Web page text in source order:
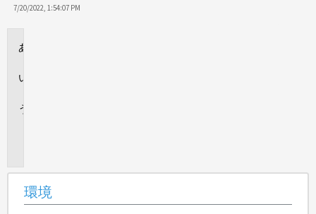
7/20/2022, 1:54:07 PM
環境